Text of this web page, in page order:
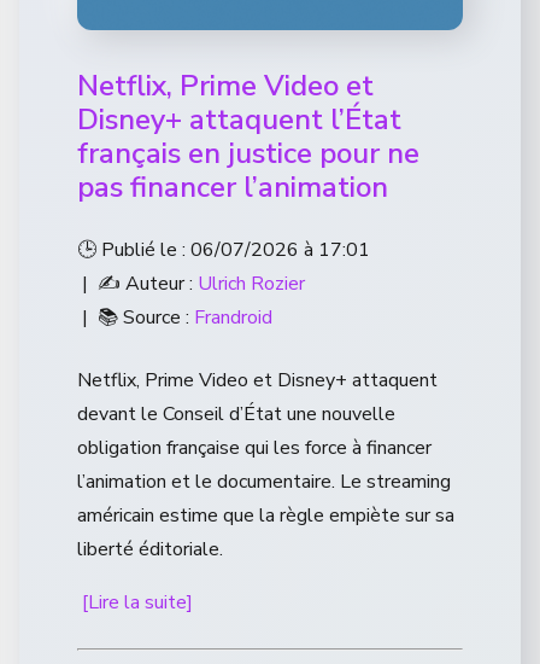
Netflix, Prime Video et
Disney+ attaquent l’État
français en justice pour ne
pas financer l’animation
🕒 Publié le : 06/07/2026 à 17:01
| ✍️ Auteur : Ulrich Rozier
| 📚 Source : Frandroid
Netflix, Prime Video et Disney+ attaquent
devant le Conseil d’État une nouvelle
obligation française qui les force à financer
l’animation et le documentaire. Le streaming
américain estime que la règle empiète sur sa
liberté éditoriale.
[Lire la suite]